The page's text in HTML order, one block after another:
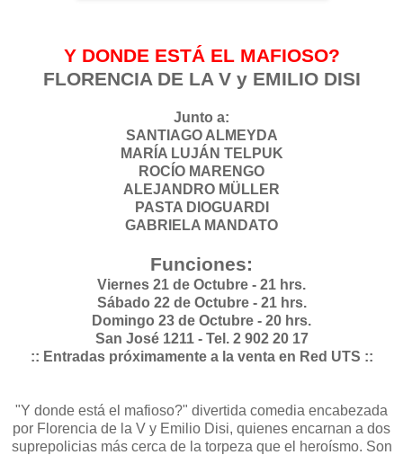
Y DONDE ESTÁ EL MAFIOSO?
FLORENCIA DE LA V y EMILIO DISI
Junto a:
SANTIAGO ALMEYDA
MARÍA LUJÁN TELPUK
ROCÍO MARENGO
ALEJANDRO MÜLLER
PASTA DIOGUARDI
GABRIELA MANDATO
Funciones:
Viernes 21 de Octubre - 21 hrs.
Sábado 22 de Octubre - 21 hrs.
Domingo 23 de Octubre - 20 hrs.
San José 1211 - Tel. 2 902 20 17
:: Entradas próximamente a la venta en Red UTS ::
"Y donde está el mafioso?" divertida comedia encabezada
por Florencia de la V y Emilio Disi, quienes encarnan a dos
suprepolicias más cerca de la torpeza que el heroísmo. Son